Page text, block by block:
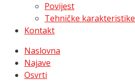
Povijest
Tehničke karakteristike
Kontakt
Naslovna
Najave
Osvrti